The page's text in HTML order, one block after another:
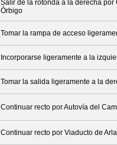
Salir de la rotonda a la derecha
Órbigo
Tomar la rampa de acceso
Incorporarse ligeramente a la
Tomar la salida ligeramente a la
Continuar recto por Autovía del
Continuar recto por Viaducto de